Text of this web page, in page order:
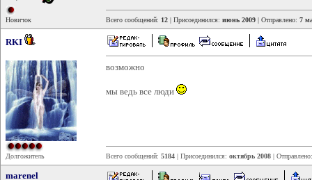
Новичок Всего сообщений: 12 | Присоединился: июнь 2009 | Отправлено: 7
RKI
Долгожитель
возможно
мы ведь все люди
Всего сообщений: 5184 | Присоединился: октябрь 2008 |
marenel